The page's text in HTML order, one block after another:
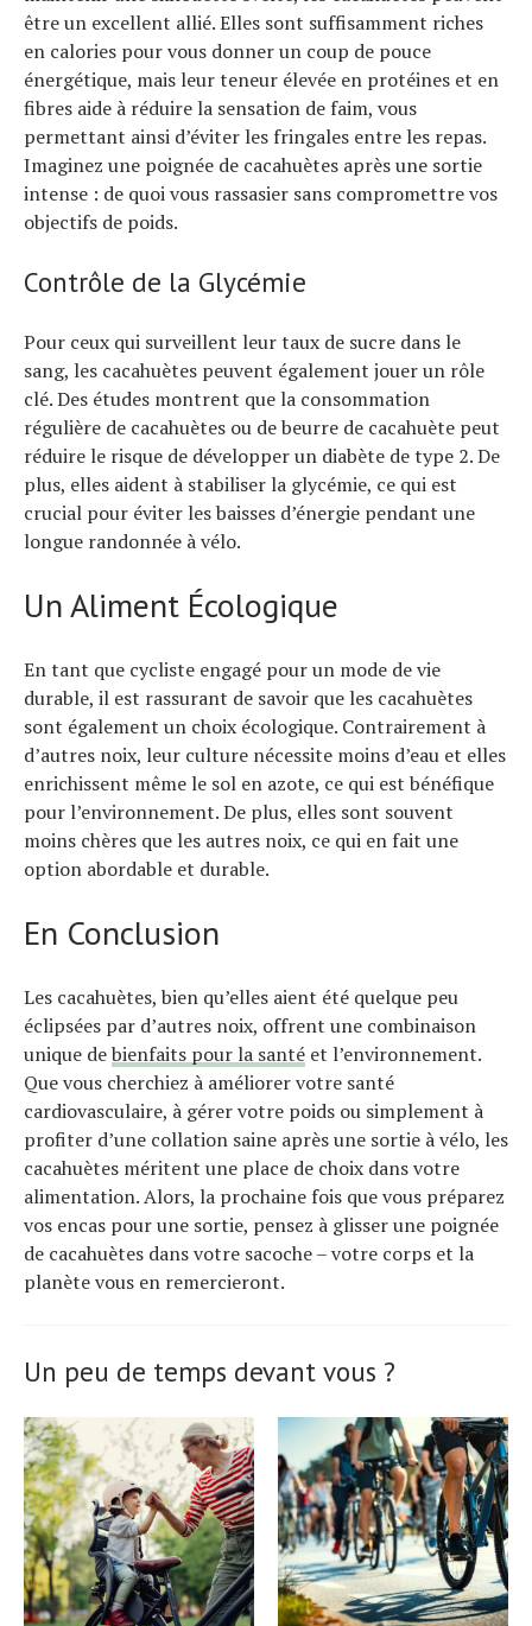
être un excellent allié. Elles sont suffisamment riches
en calories pour vous donner un coup de pouce
énergétique, mais leur teneur élevée en protéines et en
fibres aide à réduire la sensation de faim, vous
permettant ainsi d’éviter les fringales entre les repas.
Imaginez une poignée de cacahuètes après une sortie
intense : de quoi vous rassasier sans compromettre vos
objectifs de poids.
Contrôle de la Glycémie
Pour ceux qui surveillent leur taux de sucre dans le
sang, les cacahuètes peuvent également jouer un rôle
clé. Des études montrent que la consommation
régulière de cacahuètes ou de beurre de cacahuète peut
réduire le risque de développer un diabète de type 2. De
plus, elles aident à stabiliser la glycémie, ce qui est
crucial pour éviter les baisses d’énergie pendant une
longue randonnée à vélo.
Un Aliment Écologique
En tant que cycliste engagé pour un mode de vie
durable, il est rassurant de savoir que les cacahuètes
sont également un choix écologique. Contrairement à
d’autres noix, leur culture nécessite moins d’eau et elles
enrichissent même le sol en azote, ce qui est bénéfique
pour l’environnement. De plus, elles sont souvent
moins chères que les autres noix, ce qui en fait une
option abordable et durable.
En Conclusion
Les cacahuètes, bien qu’elles aient été quelque peu
éclipsées par d’autres noix, offrent une combinaison
unique debienfaits pour la santé et l’environnement.
Que vous cherchiez à améliorer votre santé
cardiovasculaire, à gérer votre poids ou simplement à
profiter d’une collation saine après une sortie à vélo, les
cacahuètes méritent une place de choix dans votre
alimentation. Alors, la prochaine fois que vous préparez
vos encas pour une sortie, pensez à glisser une poignée
de cacahuètes dans votre sacoche – votre corps et la
planète vous en remercieront.
Un peu de temps devant vous ?